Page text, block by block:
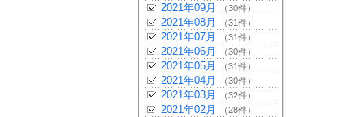
2021年09月 （30件）
2021年08月 （31件）
2021年07月 （31件）
2021年06月 （30件）
2021年05月 （31件）
2021年04月 （30件）
2021年03月 （32件）
2021年02月 （28件）